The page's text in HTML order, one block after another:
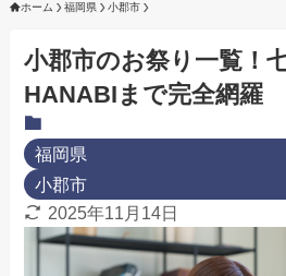
ホーム 福岡県 小郡市
小郡市のお祭り一覧！
HANABIまで完全網羅
福岡県
小郡市
2025年11月14日